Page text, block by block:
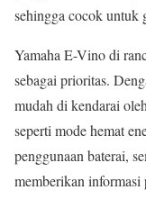
sehingga cocok untuk
Yamaha E-Vino di
sebagai prioritas.
mudah di kendarai
seperti mode hemat
penggunaan baterai,
memberikan informasi